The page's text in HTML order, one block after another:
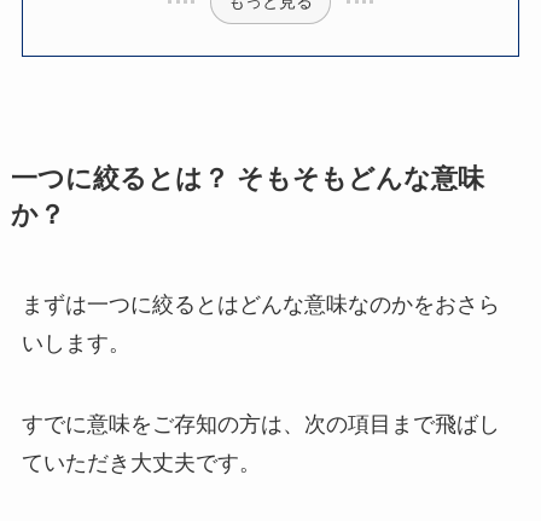
一つに絞るとは？ そもそもどんな意味
か？
まずは一つに絞るとはどんな意味なのかをおさら
いします。
すでに意味をご存知の方は、次の項目まで飛ばし
ていただき大丈夫です。